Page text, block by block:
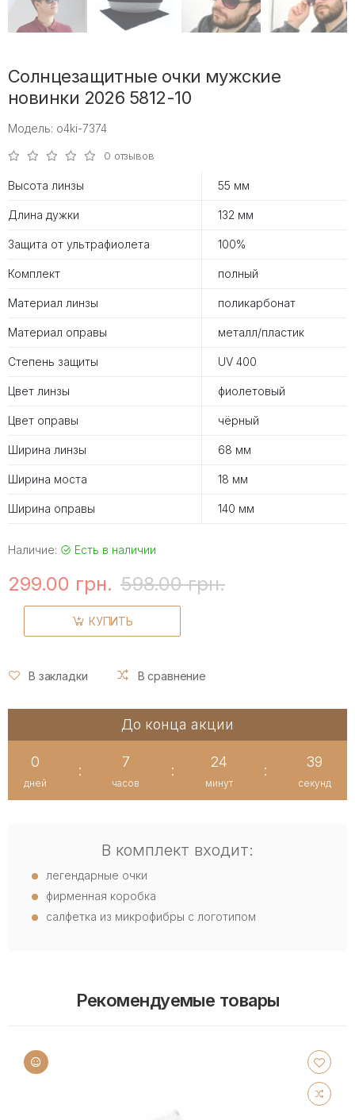
Солнцезащитные очки мужские
новинки 2026 5812-10
Модель: o4ki-7374
0 отзывов
Высота линзы 55 мм
Длина дужки 132 мм
Защита от ультрафиолета 100%
Комплект полный
Материал линзы поликарбонат
Материал оправы металл/пластик
Степень защиты UV 400
Цвет линзы фиолетовый
Цвет оправы чёрный
Ширина линзы 68 мм
Ширина моста 18 мм
Ширина оправы 140 мм
Наличие: Есть в наличии
299.00 грн. 598.00 грн.
КУПИТЬ
В закладки В сравнение
До конца акции
0
дней
:
7
часов
:
24
минут
:
39
секунд
В комплект входит:
легендарные очки
фирменная коробка
салфетка из микрофибры с логотипом
Рекомендуемые товары